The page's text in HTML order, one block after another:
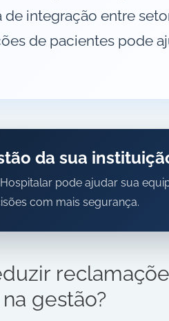
de integração entre
de pacientes pode
da sua
pode ajudar sua
com mais segurança.
gestão?